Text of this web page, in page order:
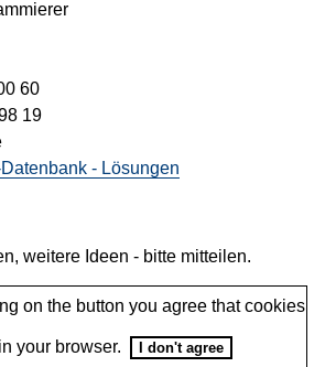
60
19
- Lösungen
weitere Ideen - bitte mitteilen.
on the button you agree that cookies
your browser. I don't agree